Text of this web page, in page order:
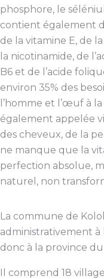
phosphore, le
contient également
de la vitamine E, de
la nicotinamide, de
B6 et de l’acide
environ 35% des
l’homme et l’œuf à
également appelée
des cheveux, de la
ne manque que la
perfection absolue,
naturel, non
La commune de
administrativement à
donc à la province
Il comprend 18